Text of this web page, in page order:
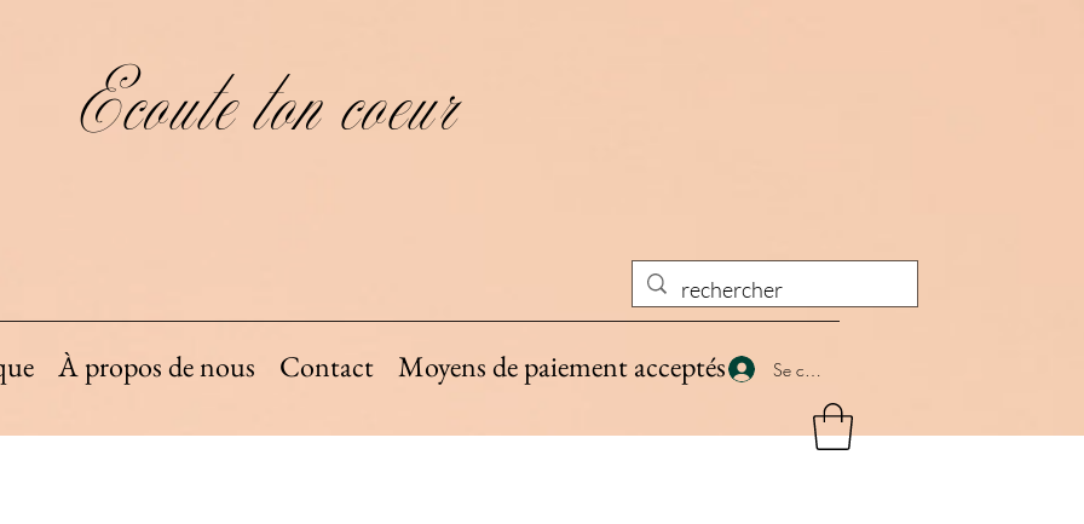
Ecoute ton coeur
Se connecter
À propos de nous Contact Moyens de paiement acceptés